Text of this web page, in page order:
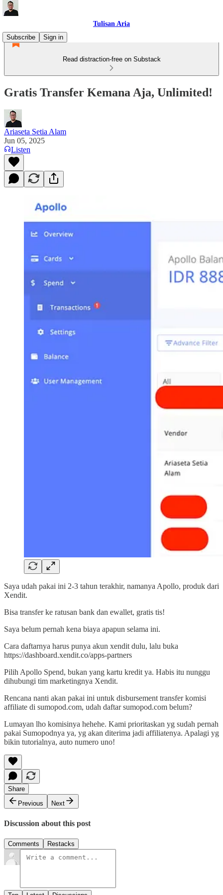
Tulisan Aria
Subscribe
Sign in
Read distraction-free on Substack
Gratis Transfer Kemana Aja, Unlimited!
Ariaseta Setia Alam
Jun 05, 2025
Listen
Saya udah pakai ini 2-3 tahun terakhir, namanya Apollo, produk dari
Xendit.
Bisa transfer ke ratusan bank dan ewallet, gratis tis!
Saya belum pernah kena biaya apapun selama ini.
Cara daftarnya harus punya akun xendit dulu, lalu buka
https://dashboard.xendit.co/apps-partners
Pilih Apollo Spend, bukan yang kartu kredit ya. Habis itu nunggu
dihubungi tim marketingnya Xendit.
Rencana nanti akan pakai ini untuk disbursement transfer komisi
affiliate di sumopod.com, udah daftar sumopod.com belum?
Lumayan lho komisinya hehehe. Kami prioritaskan yg sudah pernah
pakai Sumopodnya ya, yg akan diterima jadi affiliatenya. Apalagi yg
bikin tutorialnya, auto numero uno!
Share
Previous
Next
Discussion about this post
Comments Restacks